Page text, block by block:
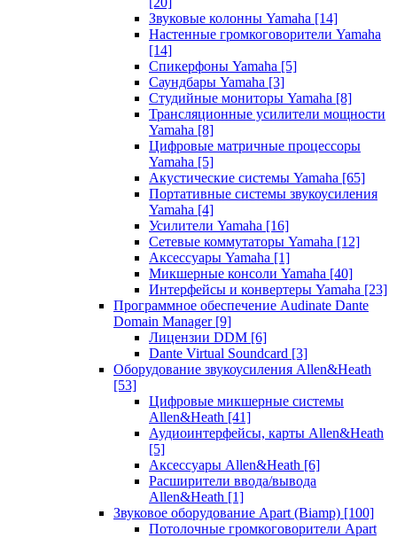
Звуковые колонны Yamaha [14]
Настенные громкоговорители Yamaha
[14]
Спикерфоны Yamaha [5]
Саундбары Yamaha [3]
Студийные мониторы Yamaha [8]
Трансляционные усилители мощности
Yamaha [8]
Цифровые матричные процессоры
Yamaha [5]
Акустические системы Yamaha [65]
Портативные системы звукоусиления
Yamaha [4]
Усилители Yamaha [16]
Сетевые коммутаторы Yamaha [12]
Аксессуары Yamaha [1]
Микшерные консоли Yamaha [40]
Интерфейсы и конвертеры Yamaha [23]
Программное обеспечение Audinate Dante
Domain Manager [9]
Лицензии DDM [6]
Dante Virtual Soundcard [3]
Оборудование звукоусиления Allen&Heath
[53]
Цифровые микшерные системы
Allen&Heath [41]
Аудиоинтерфейсы, карты Allen&Heath
[5]
Аксессуары Allen&Heath [6]
Расширители ввода/вывода
Allen&Heath [1]
Звуковое оборудование Apart (Biamp) [100]
Потолочные громкоговорители Apart